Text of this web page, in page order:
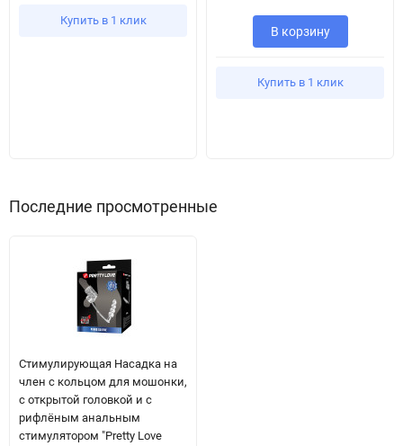
Купить в 1 клик
В корзину
Купить в 1 клик
Последние просмотренные
Стимулирующая Насадка на
член с кольцом для мошонки,
с открытой головкой и с
рифлёным анальным
стимулятором "Pretty Love